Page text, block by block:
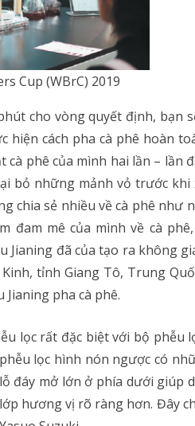
Cup (WBrC) 2019
cho vòng quyết định, bạn
cách pha cà phê hoàn
cà phê của mình hai lần – lần
bỏ những mảnh vỏ trước khi
chia sẻ nhiều về cà phê như
đam mê của mình về cà
Jianing đã của tạo ra không
tỉnh Giang Tô, Trung
pha cà phê.
lọc rất đặc biệt với bộ phễu
lọc hình nón ngược có
đáy mở lớn ở phía dưới giúp
hương vị rõ ràng hơn. Đây